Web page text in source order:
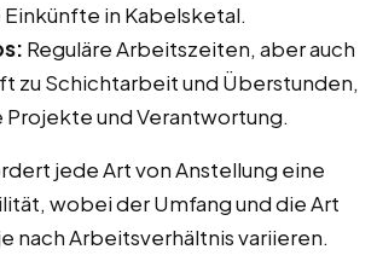
in Kabelsketal.
Reguläre Arbeitszeiten, aber auch
zu Schichtarbeit und Überstunden,
und Verantwortung.
jede Art von Anstellung eine
wobei der Umfang und die Art
nach Arbeitsverhältnis variieren.